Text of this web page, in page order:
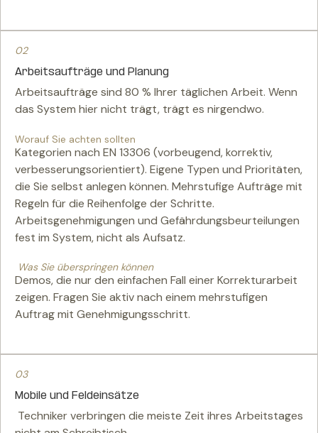
02
Arbeitsaufträge und Planung
Arbeitsaufträge sind 80 % Ihrer täglichen Arbeit. Wenn
das System hier nicht trägt, trägt es nirgendwo.
Worauf Sie achten sollten
Kategorien nach EN 13306 (vorbeugend, korrektiv,
verbesserungsorientiert). Eigene Typen und Prioritäten,
die Sie selbst anlegen können. Mehrstufige Aufträge mit
Regeln für die Reihenfolge der Schritte.
Arbeitsgenehmigungen und Gefährdungsbeurteilungen
fest im System, nicht als Aufsatz.
Was Sie überspringen können
Demos, die nur den einfachen Fall einer Korrekturarbeit
zeigen. Fragen Sie aktiv nach einem mehrstufigen
Auftrag mit Genehmigungsschritt.
03
Mobile und Feldeinsätze
Techniker verbringen die meiste Zeit ihres Arbeitstages